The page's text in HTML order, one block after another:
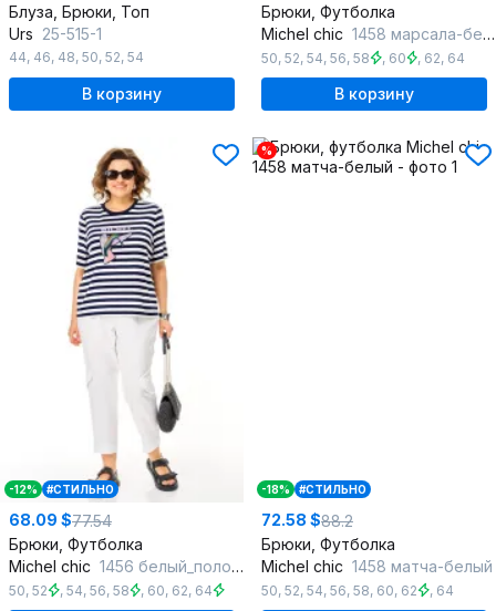
Блуза, Брюки, Топ
Urs 25-515-1
44, 46, 48, 50, 52, 54
В корзину
Брюки, Футболка
Michel chic 1458 марсала-белый
50, 52, 54, 56, 58 , 60 , 62, 64
В корзину
-12% #СТИЛЬНО
68.09 $77.54
Брюки, Футболка
Michel chic 1456 белый_полоска
50, 52 , 54, 56, 58 , 60, 62, 64
%
-18% #СТИЛЬНО
72.58 $88.2
Брюки, Футболка
Michel chic 1458 матча-белый
50, 52, 54, 56, 58, 60, 62 , 64